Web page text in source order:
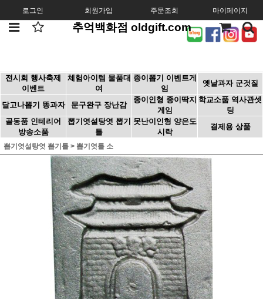
로그인 회원가입 주문조회 마이페이지
추억백화점 oldgift.com
전시회 행사축제
이벤트
체험아이템 물품대
여
종이뽑기 이벤트게
임
옛날과자 군것질
달고나뽑기 똥과자 문구완구 장난감
종이인형 종이딱지
게임
학교소품 역사관셋
팅
골동품 인테리어
방송소품
뽑기엿설탕엿 뽑기
틀
못난이인형 양은도
시락
결제용 상품
뽑기엿설탕엿 뽑기틀 > 뽑기엿틀 소